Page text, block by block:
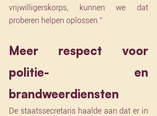
vrijwilligerskorps, kunnen we dat
proberen helpen oplossen.”
Meer respect voor
politie- en
brandweerdiensten
De staatssecretaris haalde aan dat er in